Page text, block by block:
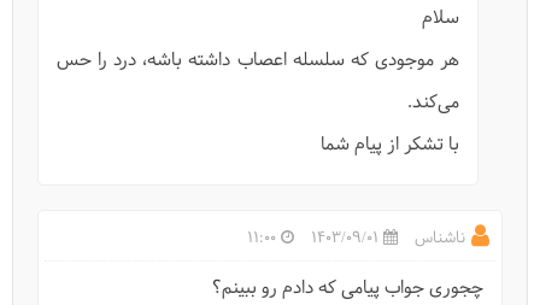
روز جهانی حیات وحش
سلام
هر موجودی که سلسله اعصاب داشته باشه، درد را حس
می‌کند.
با تشکر از پیام شما
ناشناس 1403/09/01
11:00
چجوری جواب پیامی که دادم رو ببینم؟